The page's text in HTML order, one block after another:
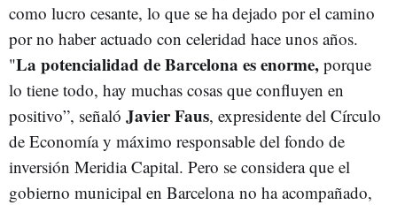
como lucro cesante, lo que se ha dejado por el camino
por no haber actuado con celeridad hace unos años.
"La potencialidad de Barcelona es enorme, porque
lo tiene todo, hay muchas cosas que confluyen en
positivo”, señaló Javier Faus, expresidente del Círculo
de Economía y máximo responsable del fondo de
inversión Meridia Capital. Pero se considera que el
gobierno municipal en Barcelona no ha acompañado,